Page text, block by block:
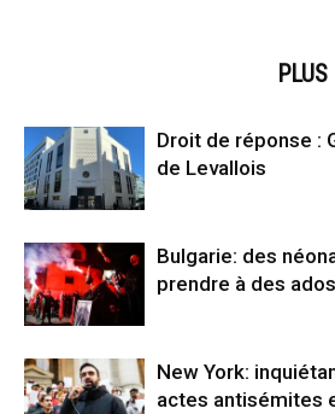
Droit de réponse :
de Levallois
Bulgarie: des
prendre à des
New York:
actes antisémites